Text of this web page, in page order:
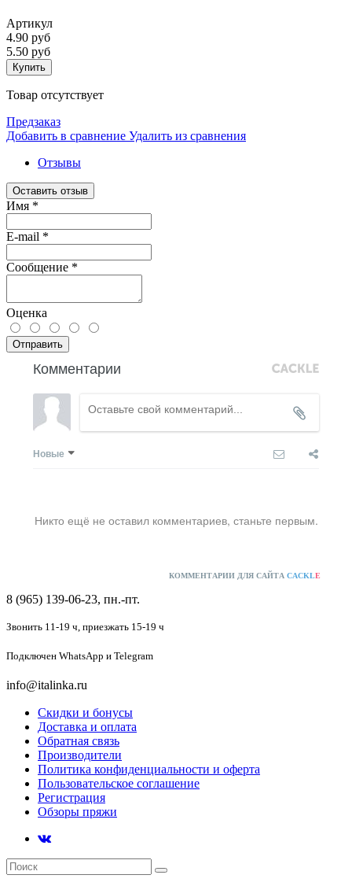
Артикул
4.90 руб
5.50 руб
Купить
Товар отсутствует
Предзаказ
Добавить в сравнение Удалить из сравнения
Отзывы
Оставить отзыв
Имя *
E-mail *
Сообщение *
Оценка
Отправить
Комментарии
Новые
Никто ещё не оставил комментариев, станьте первым.
КОММЕНТАРИИ ДЛЯ САЙТА CACKLE
8 (965) 139-06-23, пн.-пт.
Звонить 11-19 ч, приезжать 15-19 ч
Подключен WhatsApp и Telegram
info@italinka.ru
Скидки и бонусы
Доставка и оплата
Обратная связь
Производители
Политика конфиденциальности и оферта
Пользовательское соглашение
Регистрация
Обзоры пряжи